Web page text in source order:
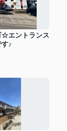
エントランス
♪